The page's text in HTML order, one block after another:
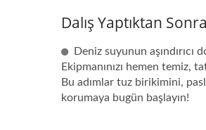
Dalış Yaptıktan
Deniz suyunun
Ekipmanınızı hemen temiz,
Bu adımlar tuz birikimini,
korumaya bugün başlayın!